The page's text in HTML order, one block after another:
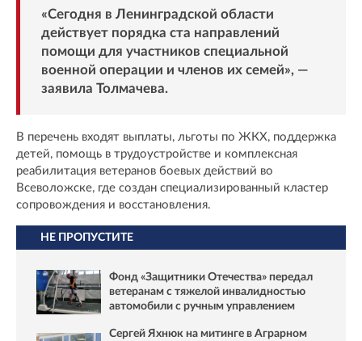
«Сегодня в Ленинградской области
действует порядка ста направлений
помощи для участников специальной
военной операции и членов их семей», —
заявила Толмачева.
В перечень входят выплаты, льготы по ЖКХ, поддержка
детей, помощь в трудоустройстве и комплексная
реабилитация ветеранов боевых действий во
Всеволожске, где создан специализированный кластер
сопровождения и восстановления.
НЕ ПРОПУСТИТЕ
Фонд «Защитники Отечества» передал
ветеранам с тяжелой инвалидностью
автомобили с ручным управлением
Сергей Яхнюк на митинге в Аграрном